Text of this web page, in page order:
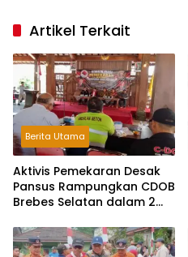
Artikel Terkait
Berita Utama
Aktivis Pemekaran Desak
Pansus Rampungkan CDOB
Brebes Selatan dalam 2
Tritura